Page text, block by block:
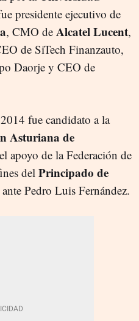
presidente ejecutivo de
, CMO de Alcatel Lucent,
de SiTech Finanzauto,
Daorje y CEO de
fue candidato a la
Asturiana de
apoyo de la Federación de
del Principado de
Pedro Luis Fernández.